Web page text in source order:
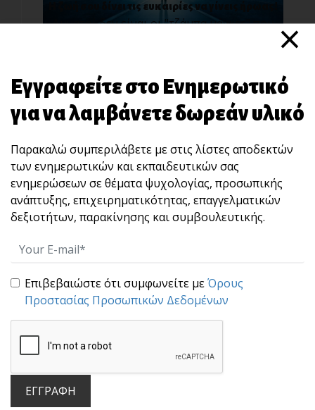
Η ζωή σου δίνει τις ευκαιρίες να γίνεις ήρωας!
Δυνατοί δεν είναι οι "τζάμπα μάγκες" που
Τα Μυστικά μιας Υγιούς και Θετικής Σχέσης
Ο άνθρωπος είναι πλασμένος για να
×
Εγγραφείτε στο Ενημερωτικό
για να λαμβάνετε δωρεάν υλικό
Παρακαλώ συμπεριλάβετε με στις λίστες αποδεκτών
των ενημερωτικών και εκπαιδευτικών σας
ενημερώσεων σε θέματα ψυχολογίας, προσωπικής
ανάπτυξης, επιχειρηματικότητας, επαγγελματικών
δεξιοτήτων, παρακίνησης και συμβουλευτικής.
Επιβεβαιώστε ότι συμφωνείτε μεΌρους
Προστασίας Προσωπικών Δεδομένων
ΕΓΓΡΑΦΗ